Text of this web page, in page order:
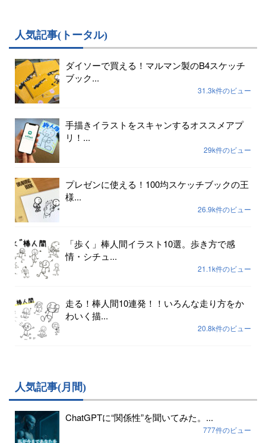
人気記事(トータル)
ダイソーで買える！マルマン製のB4スケッチ
ブック...
31.3k件のビュー
手描きイラストをスキャンするオススメアプ
リ！...
29k件のビュー
プレゼンに使える！100均スケッチブックの王
様...
26.9k件のビュー
「歩く」棒人間イラスト10選。歩き方で感
情・シチュ...
21.1k件のビュー
走る！棒人間10連発！！いろんな走り方をか
わいく描...
20.8k件のビュー
人気記事(月間)
ChatGPTに“関係性”を聞いてみた。...
777件のビュー